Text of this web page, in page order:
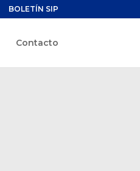
BOLETÍN SIP
Contacto